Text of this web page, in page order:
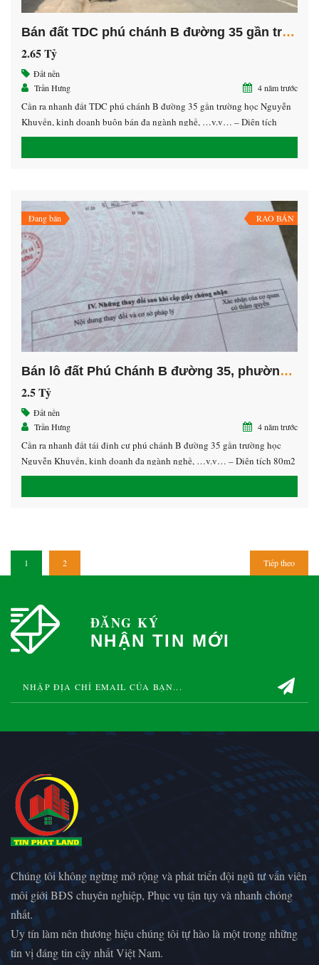
Bán đất TDC phú chánh B đường 35 gần trường học Nguyễn Khuyến, thành phô mới Bình Dương.
2.65 Tỷ
Đất nền
Trần Hưng
4 năm trước
Cần ra nhanh đất TDC phú chánh B đường 35 gần trường học Nguyễn
Khuyến, kinh doanh buôn bán đa ngành nghề, …v.v… – Diện tích
80m2 – ODT Full – Giá 2,x tỷ – Hướng Đông Bắc Liên hệ:
Đang bán RAO BÁN
Bán lô đất Phú Chánh B đường 35, phường Hòa Phú, Thành Phố Mới, Bình Dương
2.5 Tỷ
Đất nền
Trần Hưng
4 năm trước
Cần ra nhanh đất tái đinh cư phú chánh B đường 35 gần trường học
Nguyễn Khuyến, kinh doanh đa ngành nghề, …v.v… – Diện tích 80m2
– Giá 2,5 tỷ – Hướng Đông Bắc Liên hệ: 0938.532.572 Hưng GC
1 2 Tiếp theo
ĐĂNG KÝ
NHẬN TIN MỚI
Chúng tôi không ngừng mở rộng và phát triển đội ngũ tư vấn viên
môi giới BĐS chuyên nghiệp, Phục vụ tận tụy và nhanh chóng
nhất.
Uy tín làm nên thương hiệu chúng tôi tự hào là một trong những
tin vị đáng tin cậy nhất Việt Nam.